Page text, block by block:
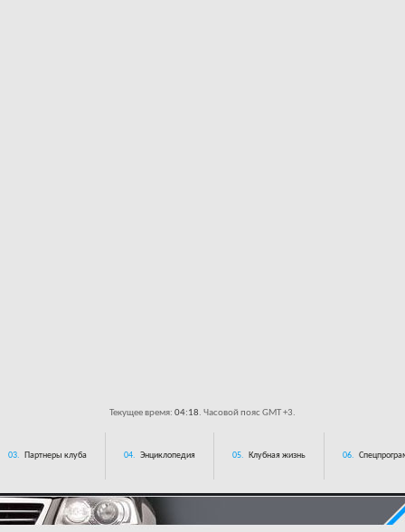
Текущее время: 04:18. Часовой пояс GMT +3.
03. Партнеры клуба 04. Энциклопедия 05. Клубная жизнь 06.